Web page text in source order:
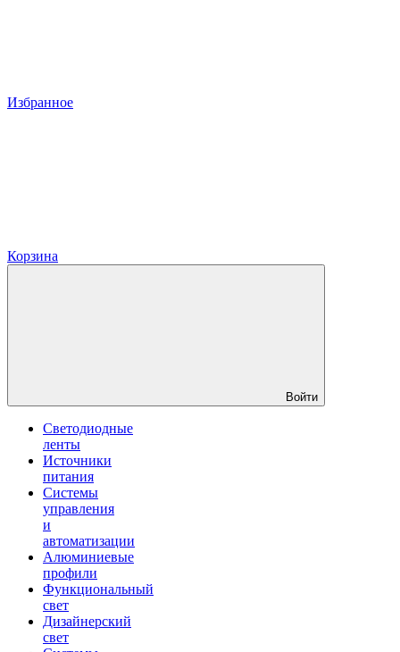
Избранное
Корзина
Войти
Светодиодные
ленты
Источники
питания
Системы
управления
и
автоматизации
Алюминиевые
профили
Функциональный
свет
Дизайнерский
свет